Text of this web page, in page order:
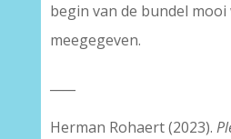
begin van de bundel mooi
meegegeven.
Herman Rohaert (2023).